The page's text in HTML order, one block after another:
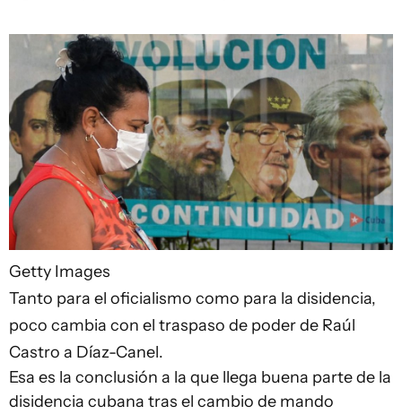
Getty Images
Tanto para el oficialismo como para la disidencia,
poco cambia con el traspaso de poder de Raúl
Castro a Díaz-Canel.
Esa es la conclusión a la que llega buena parte de la
disidencia cubana tras el cambio de mando